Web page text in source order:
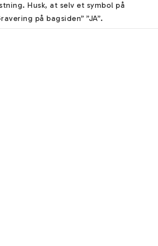
Husk, at selv et symbol på
på bagsiden” ”JA”.